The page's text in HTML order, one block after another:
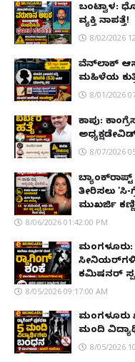
ಬಂಟ್ವಾಳ:
ವ್ಯಕ್ತಿ ನಾಪತ್ತೆ!
8/02/2026
ವೆನ್‌ಲಾಕ್
ಮಹಿಳೆಯ
8/01/2026
ಕಾಪು:
8/07/2026
ತೀರಿಸಲು 'ಸಿ-
ಮುಖರ್ಜಿ
8/06/2026 01:42:00 PM
ಕಮಿಷನರ್
8/05/2026 09:17:00 AM
ಮಂಗಳೂರು
ಮಂದಿ
8/05/2026